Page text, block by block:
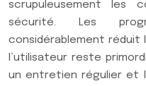
scrupuleusement les
sécurité. Les
considérablement réduit
l’utilisateur reste
un entretien régulier et